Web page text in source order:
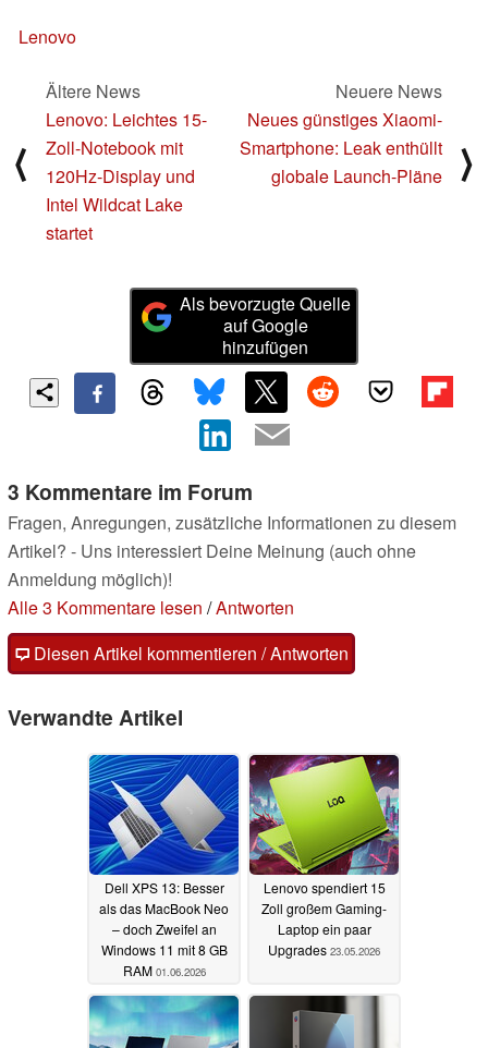
Lenovo
⟨
Ältere News
Lenovo: Leichtes 15-
Zoll-Notebook mit
120Hz-Display und
Intel Wildcat Lake
startet
Neuere News
Neues günstiges Xiaomi-
Smartphone: Leak enthüllt
globale Launch-Pläne
⟩
Als bevorzugte Quelle
auf Google
hinzufügen
3 Kommentare im Forum
Fragen, Anregungen, zusätzliche Informationen zu diesem
Artikel? - Uns interessiert Deine Meinung (auch ohne
Anmeldung möglich)!
Alle 3 Kommentare lesen /Antworten
Diesen Artikel kommentieren / Antworten
Verwandte Artikel
Dell XPS 13: Besser
als das MacBook Neo
– doch Zweifel an
Windows 11 mit 8 GB
RAM 01.06.2026
Lenovo spendiert 15
Zoll großem Gaming-
Laptop ein paar
Upgrades 23.05.2026